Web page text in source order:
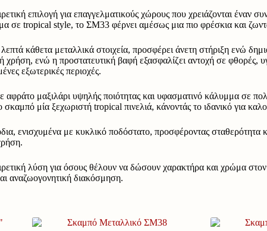
επιλογή για επαγγελματικούς χώρους που χρειάζονται
σε tropical style, το ΣΜ33 φέρνει αμέσως μια πιο φρέσκια και
κάθετα μεταλλικά στοιχεία, προσφέρει άνετη στήριξη ενώ
χρήση, ενώ η προστατευτική βαφή εξασφαλίζει αντοχή σε
εξωτερικές περιοχές.
μαξιλάρι υψηλής ποιότητας και υφασματινό κάλυμμα σε
μία ξεχωριστή tropical πινελιά, κάνοντάς το ιδανικό για
ενισχυμένα με κυκλικό ποδόστατο, προσφέροντας
λύση για όσους θέλουν να δώσουν χαρακτήρα και χρώμα
αναζωογονητική διακόσμηση.